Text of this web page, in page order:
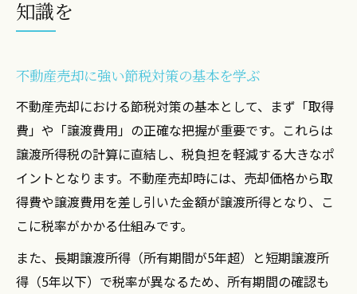
知識を
不動産売却に強い節税対策の基本を学ぶ
不動産売却における節税対策の基本として、まず「取得
費」や「譲渡費用」の正確な把握が重要です。これらは
譲渡所得税の計算に直結し、税負担を軽減する大きなポ
イントとなります。不動産売却時には、売却価格から取
得費や譲渡費用を差し引いた金額が譲渡所得となり、こ
こに税率がかかる仕組みです。
また、長期譲渡所得（所有期間が5年超）と短期譲渡所
得（5年以下）で税率が異なるため、所有期間の確認も